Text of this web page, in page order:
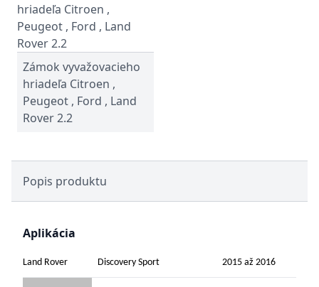
Zámok vyvažovacieho
hriadeľa Citroen ,
Peugeot , Ford , Land
Rover 2.2
Popis produktu
Aplikácia
Land Rover Discovery Sport 2015 až 2016